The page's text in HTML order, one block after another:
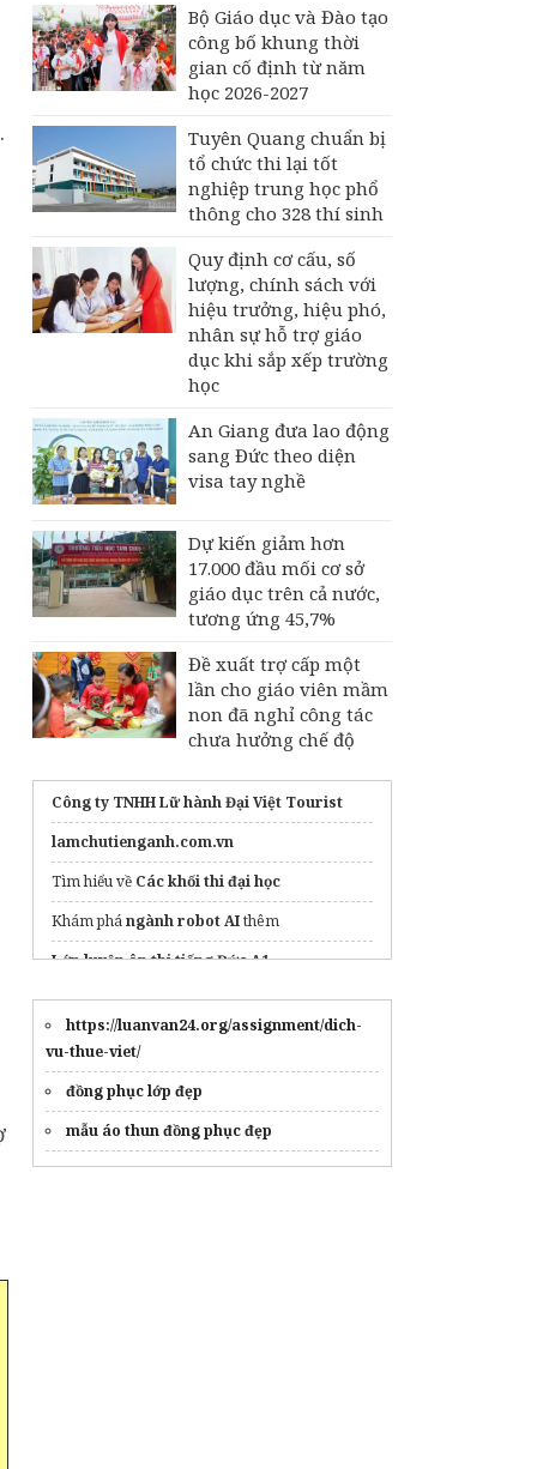
diện visa tay nghề
Tất cả giáo viên được
tập huấn dạy học theo
thống nhất
Bộ Giáo dục và Đào tạo
công bố khung thời
gian cố định từ năm
học 2026-2027
Tuyên Quang chuẩn bị
tổ chức thi lại tốt
nghiệp trung học phổ
thông cho 328 thí sinh
Quy định cơ cấu, số
lượng, chính sách với
hiệu trưởng, hiệu phó,
nhân sự hỗ trợ giáo
dục khi sắp xếp trường
học
An Giang đưa lao động
sang Đức theo diện
visa tay nghề
Dự kiến giảm hơn
17.000 đầu mối cơ sở
giáo dục trên cả nước,
tương ứng 45,7%
Đề xuất trợ cấp một
lần cho giáo viên mầm
non đã nghỉ công tác
chưa hưởng chế độ
Công ty TNHH Lữ hành Đại Việt Tourist
lamchutienganh.com.vn
Tìm hiểu về Các khối thi đại học
Khám phángành robot AIthêm
Lớp luyện ôn thi tiếng Đức A1
Mẫuđồng phục lớp oversize Connect
luật thương mại quốc tế ra làm gì
https://luanvan24.org/assignment/dich-
vu-thue-viet/
đồng phục lớp đẹp
mẫu áo thun đồng phục đẹp